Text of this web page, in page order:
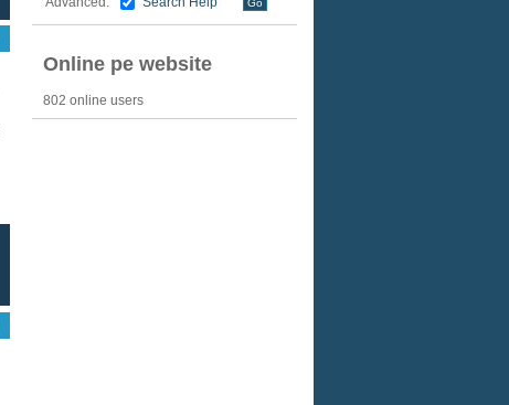
Online pe website
802 online users